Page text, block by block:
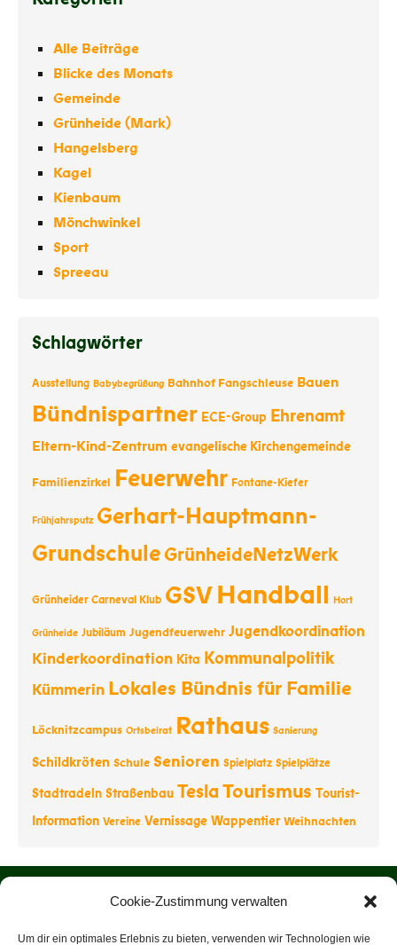
Cookie-Zustimmung verwalten
Um dir ein optimales Erlebnis zu bieten, verwenden wir Technologien wie
Alle Beiträge
Blicke des Monats
Gemeinde
Grünheide (Mark)
Hangelsberg
Kagel
Kienbaum
Mönchwinkel
Sport
Spreeau
Schlagwörter
Ausstellung Babybegrüßung Bahnhof Fangschleuse Bauen
Bündnispartner ECE-Group Ehrenamt
Eltern-Kind-Zentrum evangelische Kirchengemeinde
Familienzirkel Feuerwehr Fontane-Kiefer
Frühjahrsputz Gerhart-Hauptmann-
GrundschuleGrünheideNetzWerk
Grünheider Carneval Klub GSVHandball Hort
Grünheide Jubiläum Jugendfeuerwehr Jugendkoordination
Kinderkoordination Kita Kommunalpolitik
Kümmerin Lokales Bündnis für Familie
Löcknitzcampus Ortsbeirat Rathaus Sanierung
Schildkröten Schule Senioren Spielplatz Spielplätze
Stadtradeln Straßenbau TeslaTourismus Tourist-
Information Vereine Vernissage Wappentier Weihnachten
Über uns